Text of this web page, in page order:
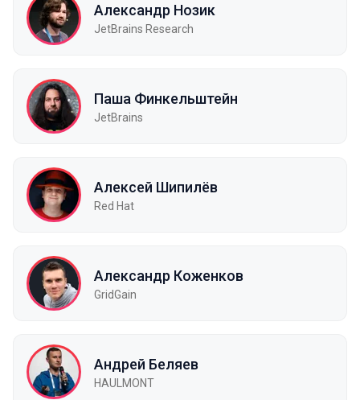
Александр Нозик
JetBrains Research
Паша Финкельштейн
JetBrains
Алексей Шипилёв
Red Hat
Александр Коженков
GridGain
Андрей Беляев
HAULMONT